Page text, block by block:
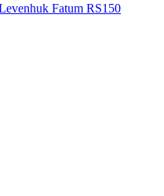
Fatum RS150